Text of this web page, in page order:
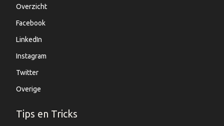
Overzicht
Facebook
LinkedIn
Instagram
Twitter
Overige
Tips en Tricks